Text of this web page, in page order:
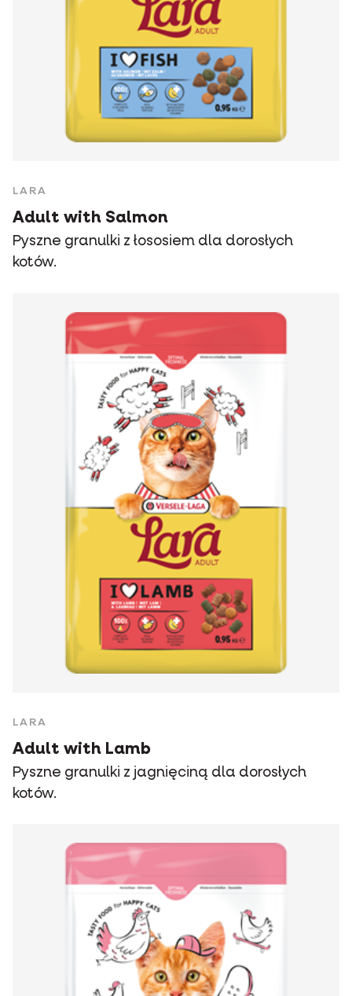
LARA
Adult with Salmon
Pyszne granulki z łososiem dla dorosłych
kotów.
LARA
Adult with Lamb
Pyszne granulki z jagnięciną dla dorosłych
kotów.